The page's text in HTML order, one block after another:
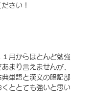
さい！
１月からほとんど勉強
まり言えませんが、
単語と漢文の暗記部
ととても強いと思い